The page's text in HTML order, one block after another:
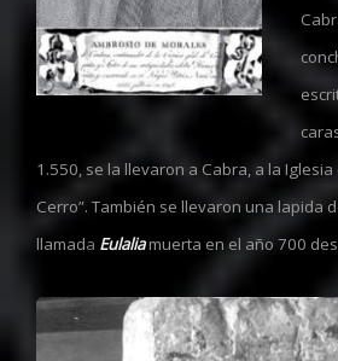
1.550, se la llevaron a Cabra, a la Iglesia
Cerro”. También se llevaron una lapida
llamada Eulaliamuerta en el año 700